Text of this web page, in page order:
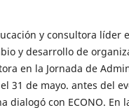
y consultora líder
y desarrollo de
en la Jornada de
31 de mayo. antes del
dialogó con ECONO. En